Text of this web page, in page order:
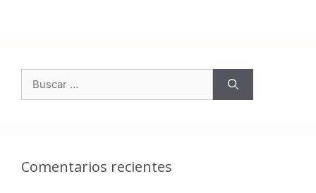
Comentarios recientes